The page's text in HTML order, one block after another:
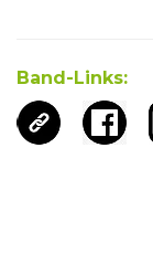
Band-Links: